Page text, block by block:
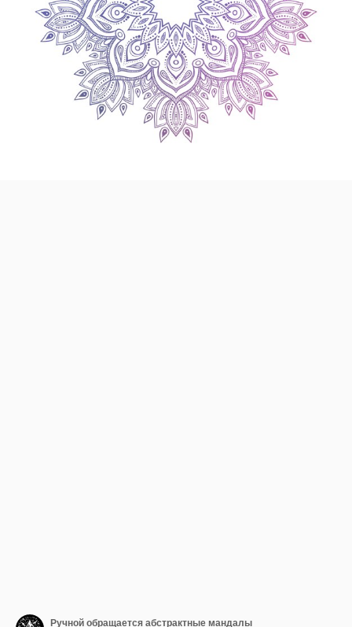
Ручной обращается абстрактные мандалы